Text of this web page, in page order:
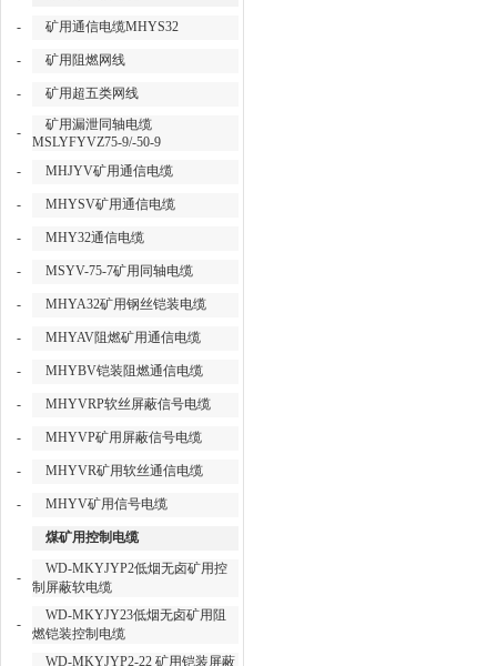
- 矿用通信电缆MHYS32
- 矿用阻燃网线
- 矿用超五类网线
-
矿用漏泄同轴电缆
MSLYFYVZ75-9/-50-9
-
MHJYV矿用通信电缆
- MHYSV矿用通信电缆
- MHY32通信电缆
- MSYV-75-7矿用同轴电缆
- MHYA32矿用钢丝铠装电缆
- MHYAV阻燃矿用通信电缆
- MHYBV铠装阻燃通信电缆
- MHYVRP软丝屏蔽信号电缆
- MHYVP矿用屏蔽信号电缆
- MHYVR矿用软丝通信电缆
- MHYV矿用信号电缆
煤矿用控制电缆
-
WD-MKYJYP2低烟无卤矿用控
制屏蔽软电缆
-
WD-MKYJY23低烟无卤矿用阻
燃铠装控制电缆
WD-MKYJYP2-22 矿用铠装屏蔽